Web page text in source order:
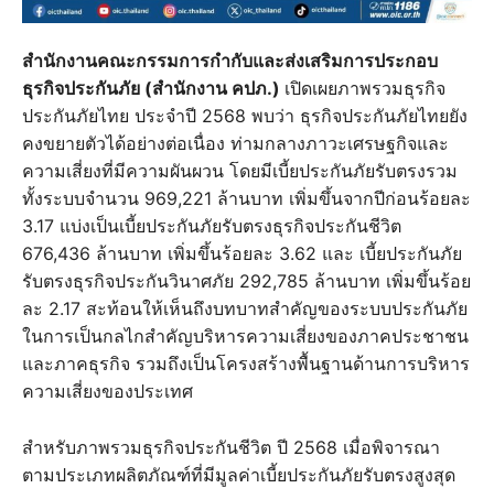
สำนักงานคณะกรรมการกำกับและส่งเสริมการประกอบ
ธุรกิจประกันภัย (สำนักงาน คปภ.) เปิดเผยภาพรวมธุรกิจ
ประกันภัยไทย ประจำปี 2568 พบว่า ธุรกิจประกันภัยไทยยัง
คงขยายตัวได้อย่างต่อเนื่อง ท่ามกลางภาวะเศรษฐกิจและ
ความเสี่ยงที่มีความผันผวน โดยมีเบี้ยประกันภัยรับตรงรวม
ทั้งระบบจำนวน 969,221 ล้านบาท เพิ่มขึ้นจากปีก่อนร้อยละ
3.17 แบ่งเป็นเบี้ยประกันภัยรับตรงธุรกิจประกันชีวิต
676,436 ล้านบาท เพิ่มขึ้นร้อยละ 3.62 และ เบี้ยประกันภัย
รับตรงธุรกิจประกันวินาศภัย 292,785 ล้านบาท เพิ่มขึ้นร้อย
ละ 2.17 สะท้อนให้เห็นถึงบทบาทสำคัญของระบบประกันภัย
ในการเป็นกลไกสำคัญบริหารความเสี่ยงของภาคประชาชน
และภาคธุรกิจ รวมถึงเป็นโครงสร้างพื้นฐานด้านการบริหาร
ความเสี่ยงของประเทศ
สำหรับภาพรวมธุรกิจประกันชีวิต ปี 2568 เมื่อพิจารณา
ตามประเภทผลิตภัณฑ์ที่มีมูลค่าเบี้ยประกันภัยรับตรงสูงสุด